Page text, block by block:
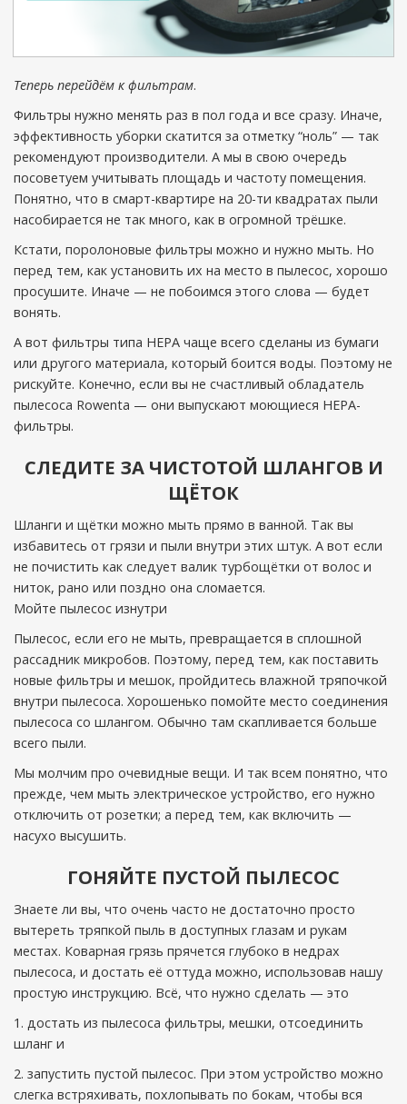
Теперь перейдём к фильтрам.
Фильтры нужно менять раз в пол года и все сразу. Иначе,
эффективность уборки скатится за отметку “ноль” — так
рекомендуют производители. А мы в свою очередь
посоветуем учитывать площадь и частоту помещения.
Понятно, что в смарт-квартире на 20-ти квадратах пыли
насобирается не так много, как в огромной трёшке.
Кстати, поролоновые фильтры можно и нужно мыть. Но
перед тем, как установить их на место в пылесос, хорошо
просушите. Иначе — не побоимся этого слова — будет
вонять.
А вот фильтры типа HEPA чаще всего сделаны из бумаги
или другого материала, который боится воды. Поэтому не
рискуйте. Конечно, если вы не счастливый обладатель
пылесоса Rowenta — они выпускают моющиеся HEPA-
фильтры.
СЛЕДИТЕ ЗА ЧИСТОТОЙ ШЛАНГОВ И
ЩЁТОК
Шланги и щётки можно мыть прямо в ванной. Так вы
избавитесь от грязи и пыли внутри этих штук. А вот если
не почистить как следует валик турбощётки от волос и
ниток, рано или поздно она сломается.
Мойте пылесос изнутри
Пылесос, если его не мыть, превращается в сплошной
рассадник микробов. Поэтому, перед тем, как поставить
новые фильтры и мешок, пройдитесь влажной тряпочкой
внутри пылесоса. Хорошенько помойте место соединения
пылесоса со шлангом. Обычно там скапливается больше
всего пыли.
Мы молчим про очевидные вещи. И так всем понятно, что
прежде, чем мыть электрическое устройство, его нужно
отключить от розетки; а перед тем, как включить —
насухо высушить.
ГОНЯЙТЕ ПУСТОЙ ПЫЛЕСОС
Знаете ли вы, что очень часто не достаточно просто
вытереть тряпкой пыль в доступных глазам и рукам
местах. Коварная грязь прячется глубоко в недрах
пылесоса, и достать её оттуда можно, использовав нашу
простую инструкцию. Всё, что нужно сделать — это
достать из пылесоса фильтры, мешки, отсоединить
шланг и
запустить пустой пылесос. При этом устройство можно
слегка встряхивать, похлопывать по бокам, чтобы вся